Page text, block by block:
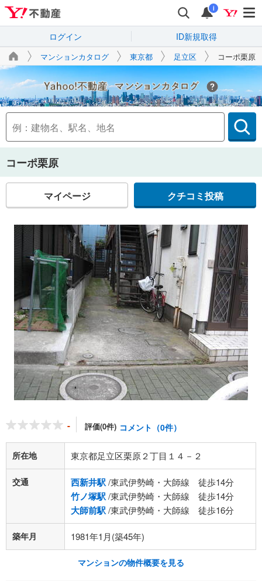
i
ログイン ID新規取得
マンションカタログ 東京都 足立区 コーポ栗原
Yahoo!不動産
コーポ栗原
マイページ クチコミ投稿
- 評価(0件) コメント（0件）
所在地 東京都足立区栗原２丁目１４－２
交通 西新井駅/東武伊勢崎・大師線 徒歩14分
竹ノ塚駅/東武伊勢崎・大師線 徒歩14分
大師前駅/東武伊勢崎・大師線 徒歩16分
築年月 1981年1月(築45年)
マンションの物件概要を見る